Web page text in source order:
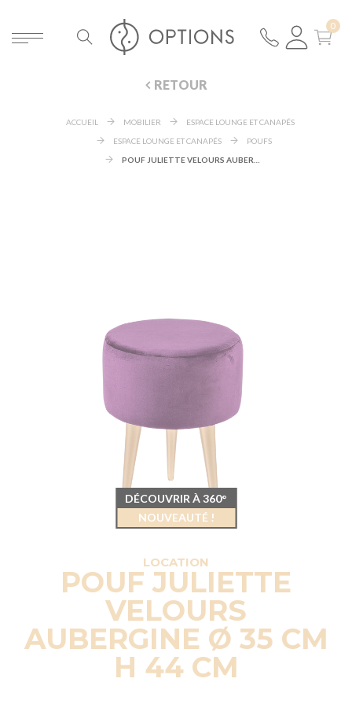
RETOUR
ACCUEIL MOBILIER
ESPACE LOUNGE ET CANAPÉS
ESPACE LOUNGE ET CANAPÉS
POUFS
LOCATION
POUF JULIETTE
VELOURS
AUBERGINE Ø 35 CM
H 44 CM
DÉCOUVRIR À 360°
NOUVEAUTÉ !